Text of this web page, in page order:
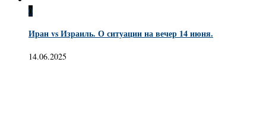
0
Иран vs Израиль. О ситуации на вечер 14 июня.
14.06.2025